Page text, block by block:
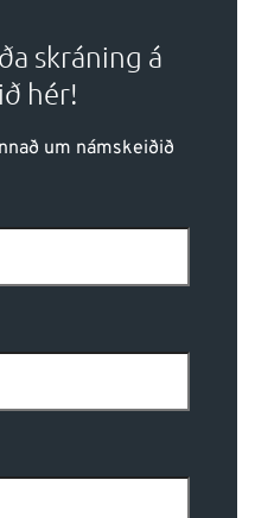
skráning á
hér!
um námskeiðið